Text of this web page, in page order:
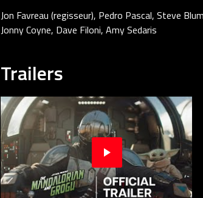
Jon Favreau (regisseur), Pedro Pascal, Steve
Jonny Coyne, Dave Filoni, Amy Sedaris
Trailers